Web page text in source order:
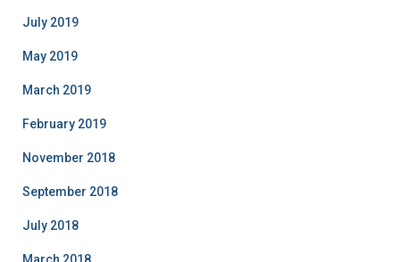
July 2019
May 2019
March 2019
February 2019
November 2018
September 2018
July 2018
March 2018